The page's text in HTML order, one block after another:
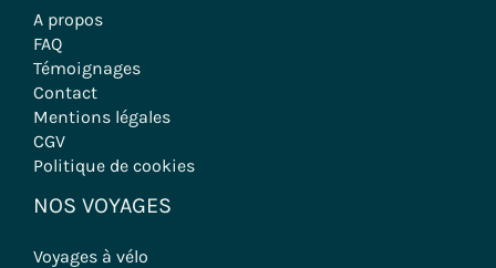
A propos
FAQ
Témoignages
Contact
Mentions légales
CGV
Politique de cookies
NOS VOYAGES
Voyages à vélo